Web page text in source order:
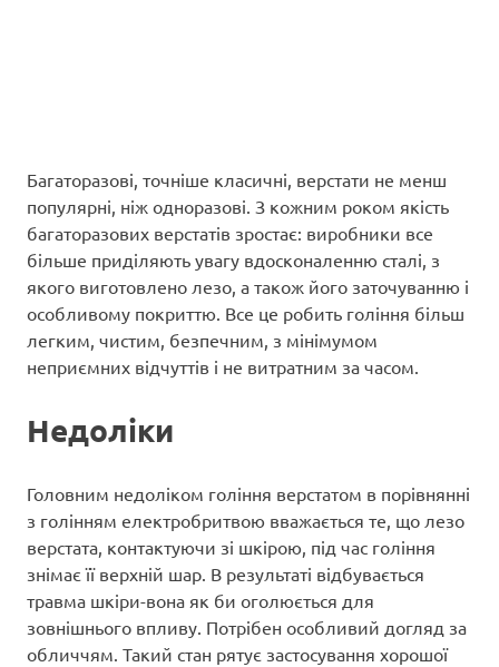
Багаторазові, точніше класичні, верстати не менш
популярні, ніж одноразові. З кожним роком якість
багаторазових верстатів зростає: виробники все
більше приділяють увагу вдосконаленню сталі, з
якого виготовлено лезо, а також його заточуванню і
особливому покриттю. Все це робить гоління більш
легким, чистим, безпечним, з мінімумом
неприємних відчуттів і не витратним за часом.
Недоліки
Головним недоліком гоління верстатом в порівнянні
з голінням електробритвою вважається те, що лезо
верстата, контактуючи зі шкірою, під час гоління
знімає її верхній шар. В результаті відбувається
травма шкіри-вона як би оголюється для
зовнішнього впливу. Потрібен особливий догляд за
обличчям. Такий стан рятує застосування хорошої